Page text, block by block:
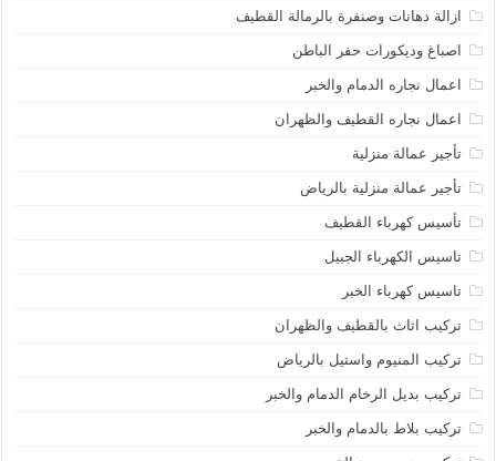
ازالة دهانات وصنفرة بالرمالة القطيف
اصباغ وديكورات حفر الباطن
اعمال نجاره الدمام والخبر
اعمال نجاره القطيف والظهران
تأجير عمالة منزلية
تأجير عمالة منزلية بالرياض
تأسيس كهرباء القطيف
تاسيس الكهرباء الجبيل
تاسيس كهرباء الخبر
تركيب اثاث بالقطيف والظهران
تركيب المنيوم واستيل بالرياض
تركيب بديل الرخام الدمام والخبر
تركيب بلاط بالدمام والخبر